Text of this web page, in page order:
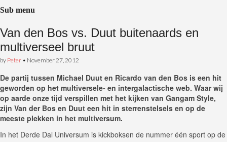
Sub menu
Van den Bos vs. Duut buitenaards en
multiverseel bruut
by Peter • November 27, 2012
De partij tussen Michael Duut en Ricardo van den Bos is een hit
geworden op het multiversele- en intergalactische web. Waar wij
op aarde onze tijd verspillen met het kijken van Gangam Style,
zijn Van der Bos en Duut een hit in sterrenstelsels en op de
meeste plekken in het multiversum.
In het Derde Dal Universum is kickboksen de nummer één sport op de